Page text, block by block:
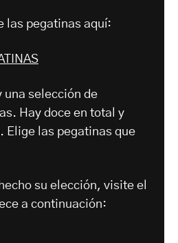
las pegatinas aquí:
una selección de
Hay doce en total y
Elige las pegatinas que
su elección, visite el
a continuación: